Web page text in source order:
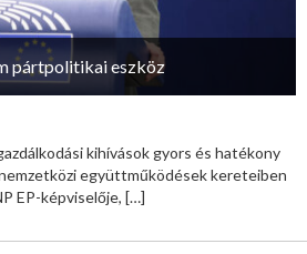
pártpolitikai eszköz
kihívások gyors és hatékony
együttműködések kereteiben
EP-képviselője, […]